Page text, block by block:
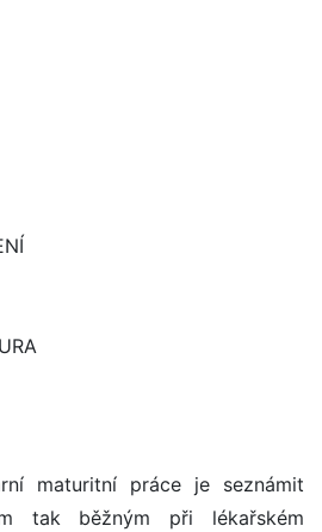
maturitní práce je seznámit
tak běžným při lékařském